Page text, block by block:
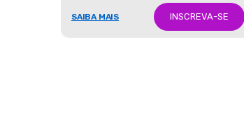
SAIBA MAIS INSCREVA-SE